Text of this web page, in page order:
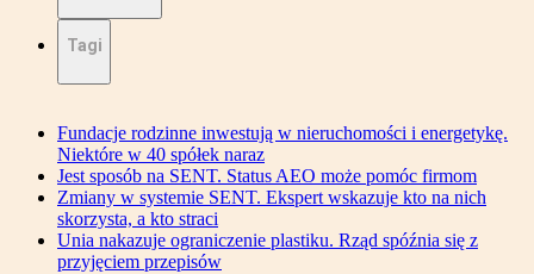
Tagi
Fundacje rodzinne inwestują w nieruchomości i energetykę.
Niektóre w 40 spółek naraz
Jest sposób na SENT. Status AEO może pomóc firmom
Zmiany w systemie SENT. Ekspert wskazuje kto na nich
skorzysta, a kto straci
Unia nakazuje ograniczenie plastiku. Rząd spóźnia się z
przyjęciem przepisów